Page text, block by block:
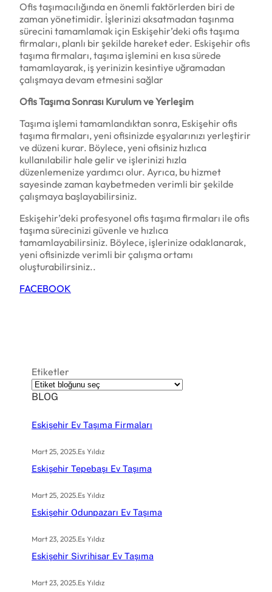
Ofis taşımacılığında en önemli faktörlerden biri de
zaman yönetimidir. İşlerinizi aksatmadan taşınma
sürecini tamamlamak için Eskişehir’deki ofis taşıma
firmaları, planlı bir şekilde hareket eder. Eskişehir ofis
taşıma firmaları, taşıma işlemini en kısa sürede
tamamlayarak, iş yerinizin kesintiye uğramadan
çalışmaya devam etmesini sağlar
Ofis Taşıma Sonrası Kurulum ve Yerleşim
Taşıma işlemi tamamlandıktan sonra, Eskişehir ofis
taşıma firmaları, yeni ofisinizde eşyalarınızı yerleştirir
ve düzeni kurar. Böylece, yeni ofisiniz hızlıca
kullanılabilir hale gelir ve işlerinizi hızla
düzenlemenize yardımcı olur. Ayrıca, bu hizmet
sayesinde zaman kaybetmeden verimli bir şekilde
çalışmaya başlayabilirsiniz.
Eskişehir’deki profesyonel ofis taşıma firmaları ile ofis
taşıma sürecinizi güvenle ve hızlıca
tamamlayabilirsiniz. Böylece, işlerinize odaklanarak,
yeni ofisinizde verimli bir çalışma ortamı
oluşturabilirsiniz..
FACEBOOK
Etiketler
BLOG
Eskişehir Ev Taşıma Firmaları
Mart 25, 2025.Es Yıldız
Eskişehir Tepebaşı Ev Taşıma
Mart 25, 2025.Es Yıldız
Eskişehir Odunpazarı Ev Taşıma
Mart 23, 2025.Es Yıldız
Eskişehir Sivrihisar Ev Taşıma
Mart 23, 2025.Es Yıldız